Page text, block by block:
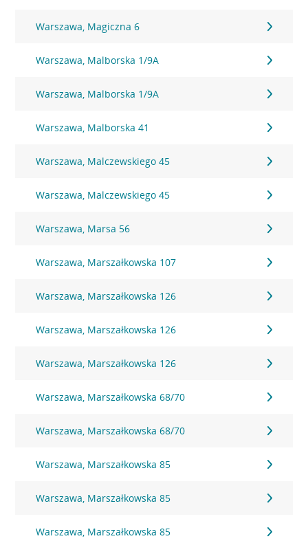
Warszawa, Magiczna 6
Warszawa, Malborska 1/9A
Warszawa, Malborska 1/9A
Warszawa, Malborska 41
Warszawa, Malczewskiego 45
Warszawa, Malczewskiego 45
Warszawa, Marsa 56
Warszawa, Marszałkowska 107
Warszawa, Marszałkowska 126
Warszawa, Marszałkowska 126
Warszawa, Marszałkowska 126
Warszawa, Marszałkowska 68/70
Warszawa, Marszałkowska 68/70
Warszawa, Marszałkowska 85
Warszawa, Marszałkowska 85
Warszawa, Marszałkowska 85